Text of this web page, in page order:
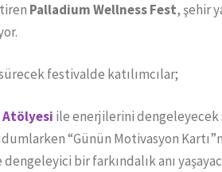
Palladium Wellness Fest, şehir
festivalde katılımcılar;
Atölyesi ile enerjilerini dengeleyecek
“Günün Motivasyon
bir farkındalık anı